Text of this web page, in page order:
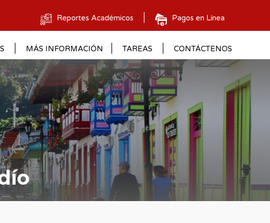
Reportes Académicos Pagos en Línea
MÁS INFORMACIÓN TAREAS CONTÁCTENOS